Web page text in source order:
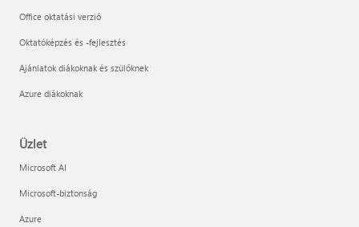
Office oktatási verzió
Oktatóképzés és -fejlesztés
Ajánlatok diákoknak és szülőknek
Azure diákoknak
Üzlet
Microsoft AI
Microsoft-biztonság
Azure